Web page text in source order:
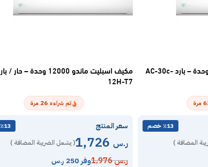
مكيف اسبليت ماندو 26500 وحدة – بارد AC-30c-
مرة
٪13 خصم
المضافة )
12H-T7
تم شراءه 26 مرة
سعر المنتج ٪13 خصم
ر.س ( يشمل الضريبة المضافة )
ر.س1,976 وفر 250 ر.س